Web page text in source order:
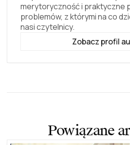
merytoryczność i praktyczne
problemów, z którymi na co
nasi czytelnicy.
Zobacz profil
Powiązane